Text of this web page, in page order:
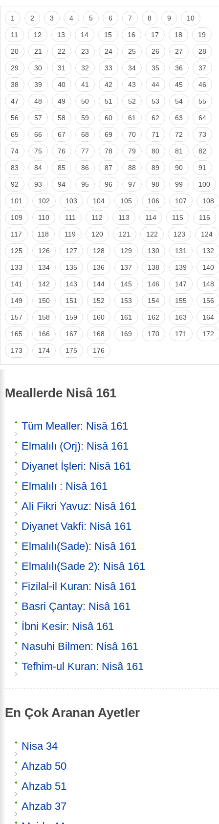
1 2 3 4 5 6 7 8 9 10
11 12 13 14 15 16 17 18 19
20 21 22 23 24 25 26 27 28
29 30 31 32 33 34 35 36 37
38 39 40 41 42 43 44 45 46
47 48 49 50 51 52 53 54 55
56 57 58 59 60 61 62 63 64
65 66 67 68 69 70 71 72 73
74 75 76 77 78 79 80 81 82
83 84 85 86 87 88 89 90 91
92 93 94 95 96 97 98 99 100
101 102 103 104 105 106 107 108
109 110 111 112 113 114 115 116
117 118 119 120 121 122 123 124
125 126 127 128 129 130 131 132
133 134 135 136 137 138 139 140
141 142 143 144 145 146 147 148
149 150 151 152 153 154 155 156
157 158 159 160 161 162 163 164
165 166 167 168 169 170 171 172
173 174 175 176
Meallerde Nisâ 161
Tüm Mealler: Nisâ 161
Elmalılı (Orj): Nisâ 161
Diyanet İşleri: Nisâ 161
Elmalılı : Nisâ 161
Ali Fikri Yavuz: Nisâ 161
Diyanet Vakfi: Nisâ 161
Elmalılı(Sade): Nisâ 161
Elmalılı(Sade 2): Nisâ 161
Fizilal-il Kuran: Nisâ 161
Basri Çantay: Nisâ 161
İbni Kesir: Nisâ 161
Nasuhi Bilmen: Nisâ 161
Tefhim-ul Kuran: Nisâ 161
En Çok Aranan Ayetler
Nisa 34
Ahzab 50
Ahzab 51
Ahzab 37